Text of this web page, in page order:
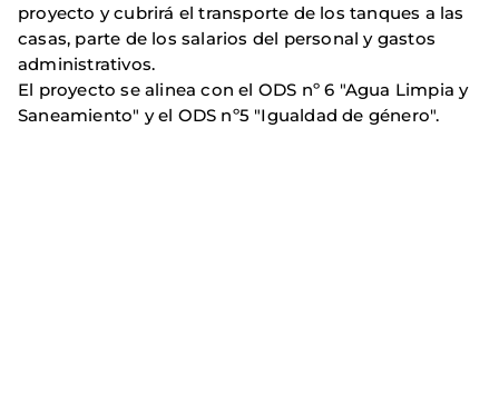
proyecto y cubrirá el transporte de los tanques a las
casas, parte de los salarios del personal y gastos
administrativos.
El proyecto se alinea con el ODS nº 6 "Agua Limpia y
Saneamiento" y el ODS nº5 "Igualdad de género".